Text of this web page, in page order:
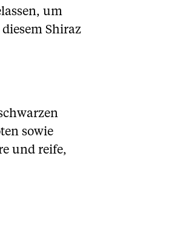
um
Shiraz
sowie
und reife,